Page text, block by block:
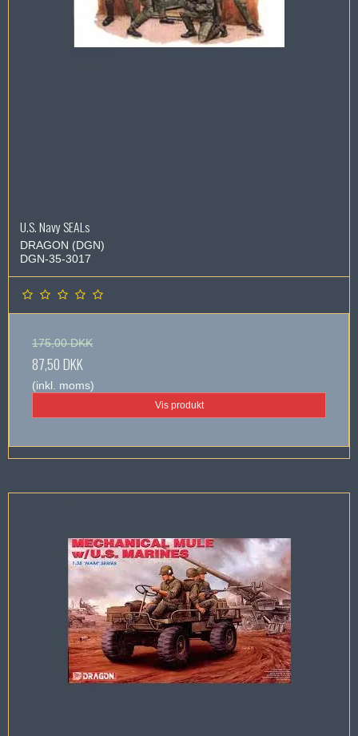
U.S. Navy SEALs
DRAGON (DGN)
DGN-35-3017
175,00 DKK
87,50 DKK
(inkl. moms)
Vis produkt